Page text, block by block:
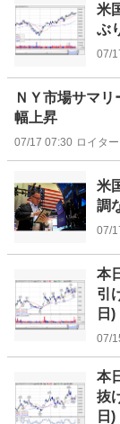
米
ぶ
07/
ＮＹ市場サマ
幅上昇
07/17 07:30 ロイター
米
調
07/
本
引
日)
07/
本
抜
日)